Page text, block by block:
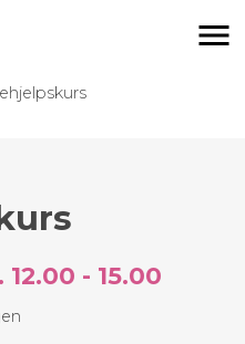
- 15.00